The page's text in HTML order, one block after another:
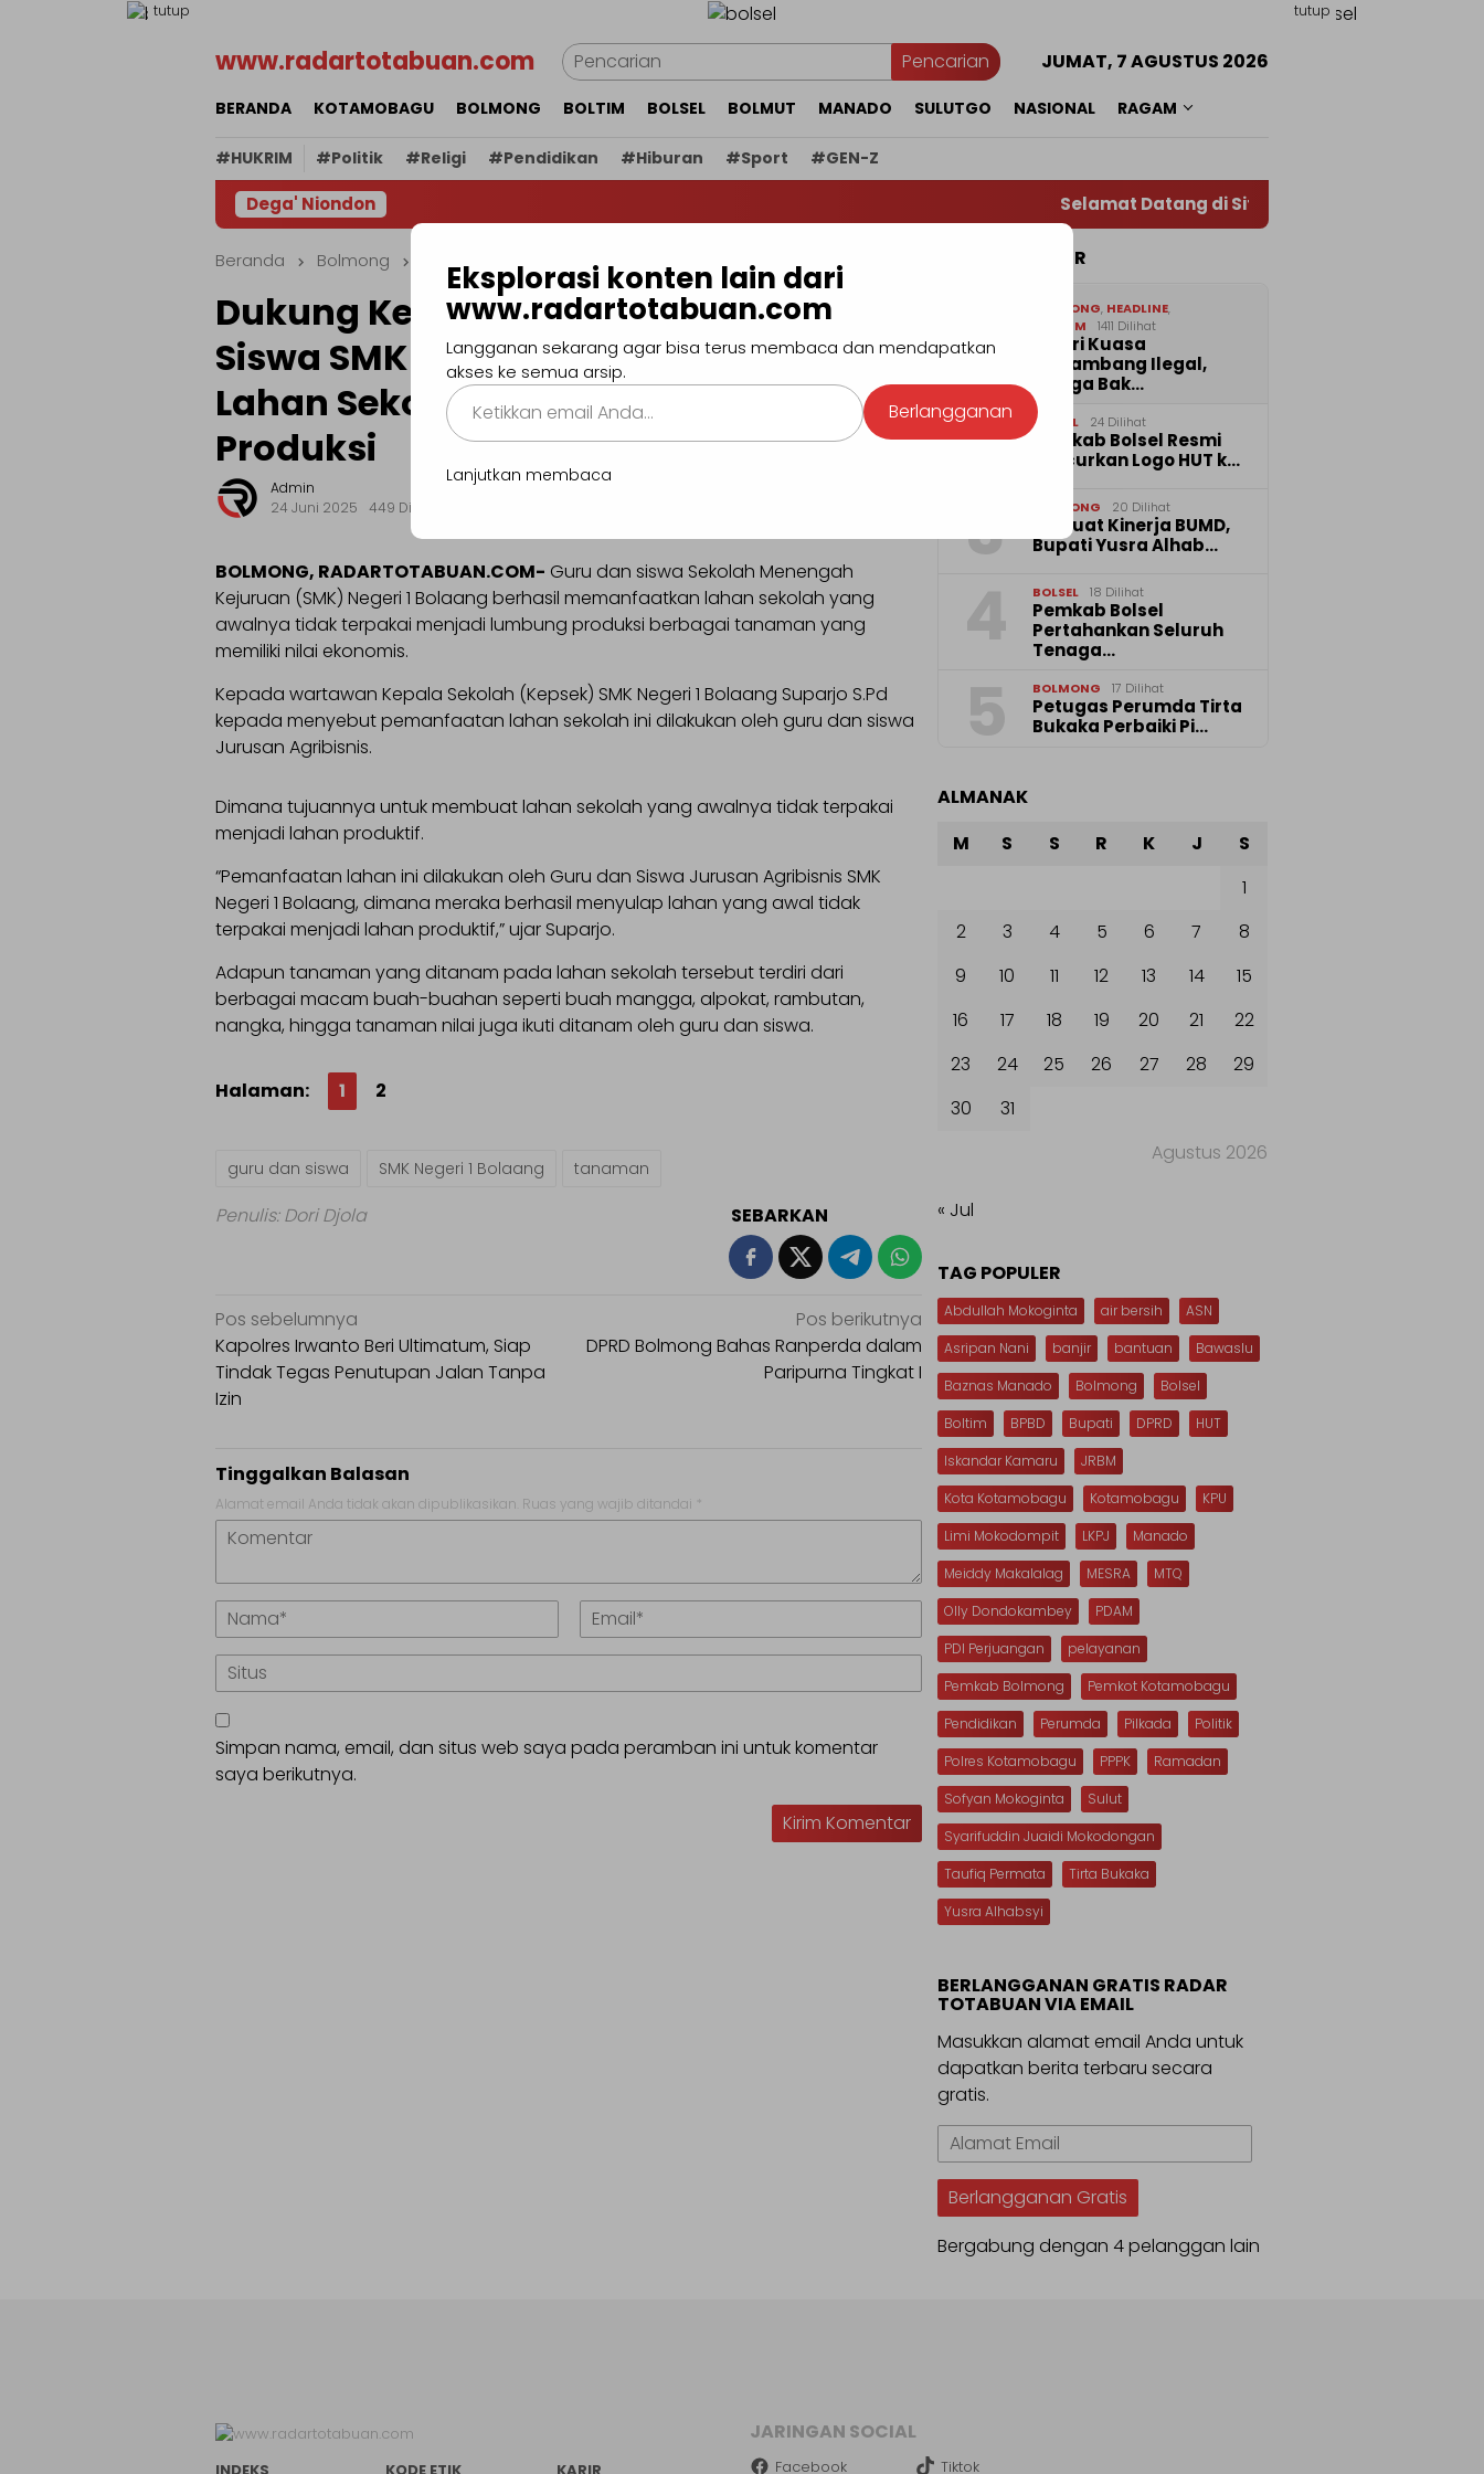
tutup tutup
www.radartotabuan.com Pencarian JUMAT, 7 AGUSTUS 2026
BERANDA KOTAMOBAGU BOLMONG BOLTIM BOLSEL BOLMUT MANADO SULUTGO NASIONAL RAGAM
#HUKRIM #Politik #Religi #Pendidikan #Hiburan #Sport #GEN-Z
Dega' Niondon Selamat Datang di Situs Warta RADAR
Beranda Bolmong
Dukung Ketahanan Pangan, Guru dan
Siswa SMK 1 Bolaang Manfaatkan
Lahan Sekolah Menjadi Lumbung
Produksi
Admin
24 Juni 2025
449 Dilihat
BOLMONG, RADARTOTABUAN.COM- Guru dan siswa Sekolah Menengah
Kejuruan (SMK) Negeri 1 Bolaang berhasil memanfaatkan lahan sekolah yang
awalnya tidak terpakai menjadi lumbung produksi berbagai tanaman yang
memiliki nilai ekonomis.
Kepada wartawan Kepala Sekolah (Kepsek) SMK Negeri 1 Bolaang Suparjo S.Pd
kepada menyebut pemanfaatan lahan sekolah ini dilakukan oleh guru dan siswa
Jurusan Agribisnis.
Dimana tujuannya untuk membuat lahan sekolah yang awalnya tidak terpakai
menjadi lahan produktif.
“Pemanfaatan lahan ini dilakukan oleh Guru dan Siswa Jurusan Agribisnis SMK
Negeri 1 Bolaang, dimana meraka berhasil menyulap lahan yang awal tidak
terpakai menjadi lahan produktif,” ujar Suparjo.
Adapun tanaman yang ditanam pada lahan sekolah tersebut terdiri dari
berbagai macam buah-buahan seperti buah mangga, alpokat, rambutan,
nangka, hingga tanaman nilai juga ikuti ditanam oleh guru dan siswa.
Halaman: 1 2
guru dan siswa SMK Negeri 1 Bolaang tanaman
Penulis: Dori Djola SEBARKAN
Navigasi
pos
Pos sebelumnya
Kapolres Irwanto Beri Ultimatum, Siap
Tindak Tegas Penutupan Jalan Tanpa
Izin
Pos berikutnya
DPRD Bolmong Bahas Ranperda dalam
Paripurna Tingkat I
Tinggalkan Balasan
Alamat email Anda tidak akan dipublikasikan. Ruas yang wajib ditandai *
Simpan nama, email, dan situs web saya pada peramban ini untuk komentar
saya berikutnya.
BERITA POPULER
1 BOLMONG, HEADLINE,
HUKRIM
1411 Dilihat
Diberi Kuasa
Menambang Ilegal,
Warga Bak…
2 BOLSEL 24 Dilihat
Pemkab Bolsel Resmi
Luncurkan Logo HUT k…
3 BOLMONG 20 Dilihat
Perkuat Kinerja BUMD,
Bupati Yusra Alhab…
BOLSEL 18 Dilihat
Pemkab Bolsel
Pertahankan Seluruh
Tenaga…
BOLMONG 17 Dilihat
Petugas Perumda Tirta
Bukaka Perbaiki Pi…
ALMANAK
Agustus 2026
M S S R K J
S
1
2
3 4 5 6 7
8
9
10 11 12 13 14
15
16
17 18 19 20 21
22
23
24 25 26 27 28
29
30
31
« Jul
TAG POPULER
Abdullah Mokoginta air bersih
ASN
Asripan Nani
banjir bantuan
Bawaslu
Baznas Manado
Bolmong
Bolsel
Boltim
BPBD Bupati DPRD
HUT
Iskandar Kamaru
JRBM
Kota Kotamobagu
Kotamobagu
KPU
Limi Mokodompit
LKPJ
Manado
Meiddy Makalalag
MESRA
MTQ
Olly Dondokambey
PDAM
PDI Perjuangan
pelayanan
Pemkab Bolmong
Pemkot Kotamobagu
Pendidikan
Perumda Pilkada
Politik
Polres Kotamobagu
PPPK
Ramadan
Sofyan Mokoginta
Sulut
Syarifuddin Juaidi Mokodongan
Taufiq Permata
Tirta Bukaka
Yusra Alhabsyi
BERLANGGANAN GRATIS RADAR
TOTABUAN VIA EMAIL
Masukkan alamat email Anda untuk
dapatkan berita terbaru secara
gratis.
Alamat
Email
Berlangganan Gratis
Bergabung dengan 4 pelanggan lain
INDEKS KODE ETIK KARIR
JARINGAN SOCIAL
Facebook Tiktok
Eksplorasi konten lain dari
www.radartotabuan.com
Langganan sekarang agar bisa terus membaca dan mendapatkan
akses ke semua arsip.
Ketikkan
email
Anda...
Berlangganan
Lanjutkan membaca